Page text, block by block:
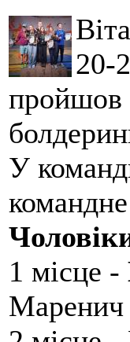
20-
пройшов
У
1 місце -